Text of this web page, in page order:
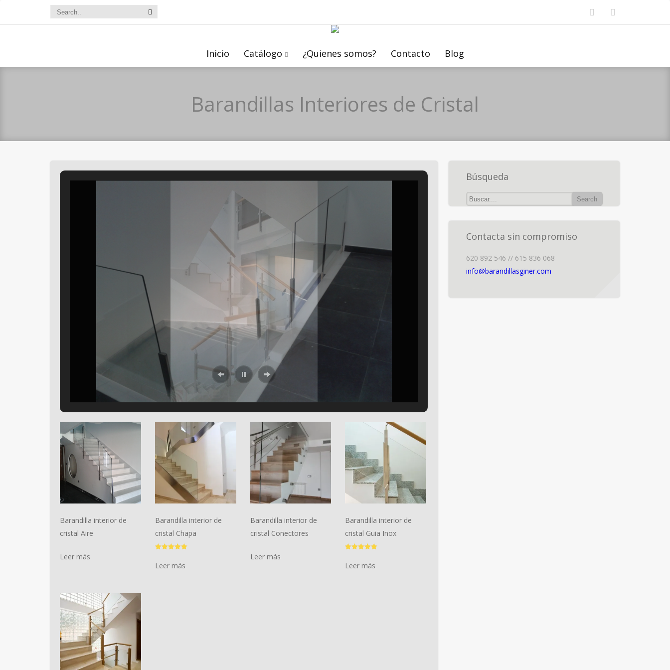
Inicio Catálogo ¿Quienes somos? Contacto Blog
Barandillas Interiores de Cristal
Barandilla interior de
cristal Aire
Leer más
Barandilla interior de
cristal Chapa
5.00
Leer más
Barandilla interior de
cristal Conectores
Leer más
Barandilla interior de
cristal Guia Inox
5.00
Leer más
Búsqueda
Contacta sin compromiso
620 892 546 // 615 836 068
info@barandillasginer.com